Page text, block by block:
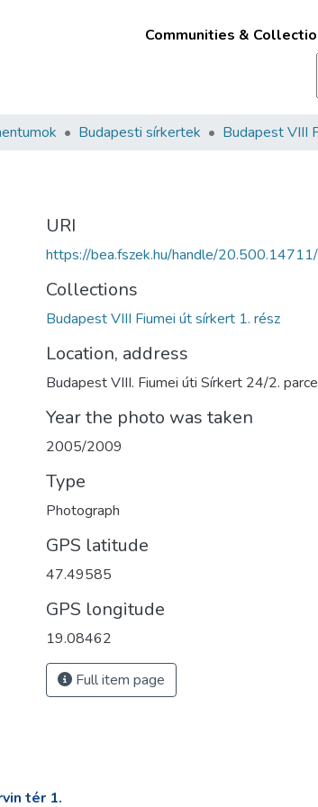
Communities &
Budapesti sírkertek
URI
https://bea.fszek.hu/handle/
Collections
Budapest VIII Fiumei út sírkert 1. rész
Location, address
Budapest VIII. Fiumei úti Sírkert 24/2.
Year the photo was taken
2005/2009
Type
Photograph
GPS latitude
47.49585
GPS longitude
19.08462
Full item page
tér 1.